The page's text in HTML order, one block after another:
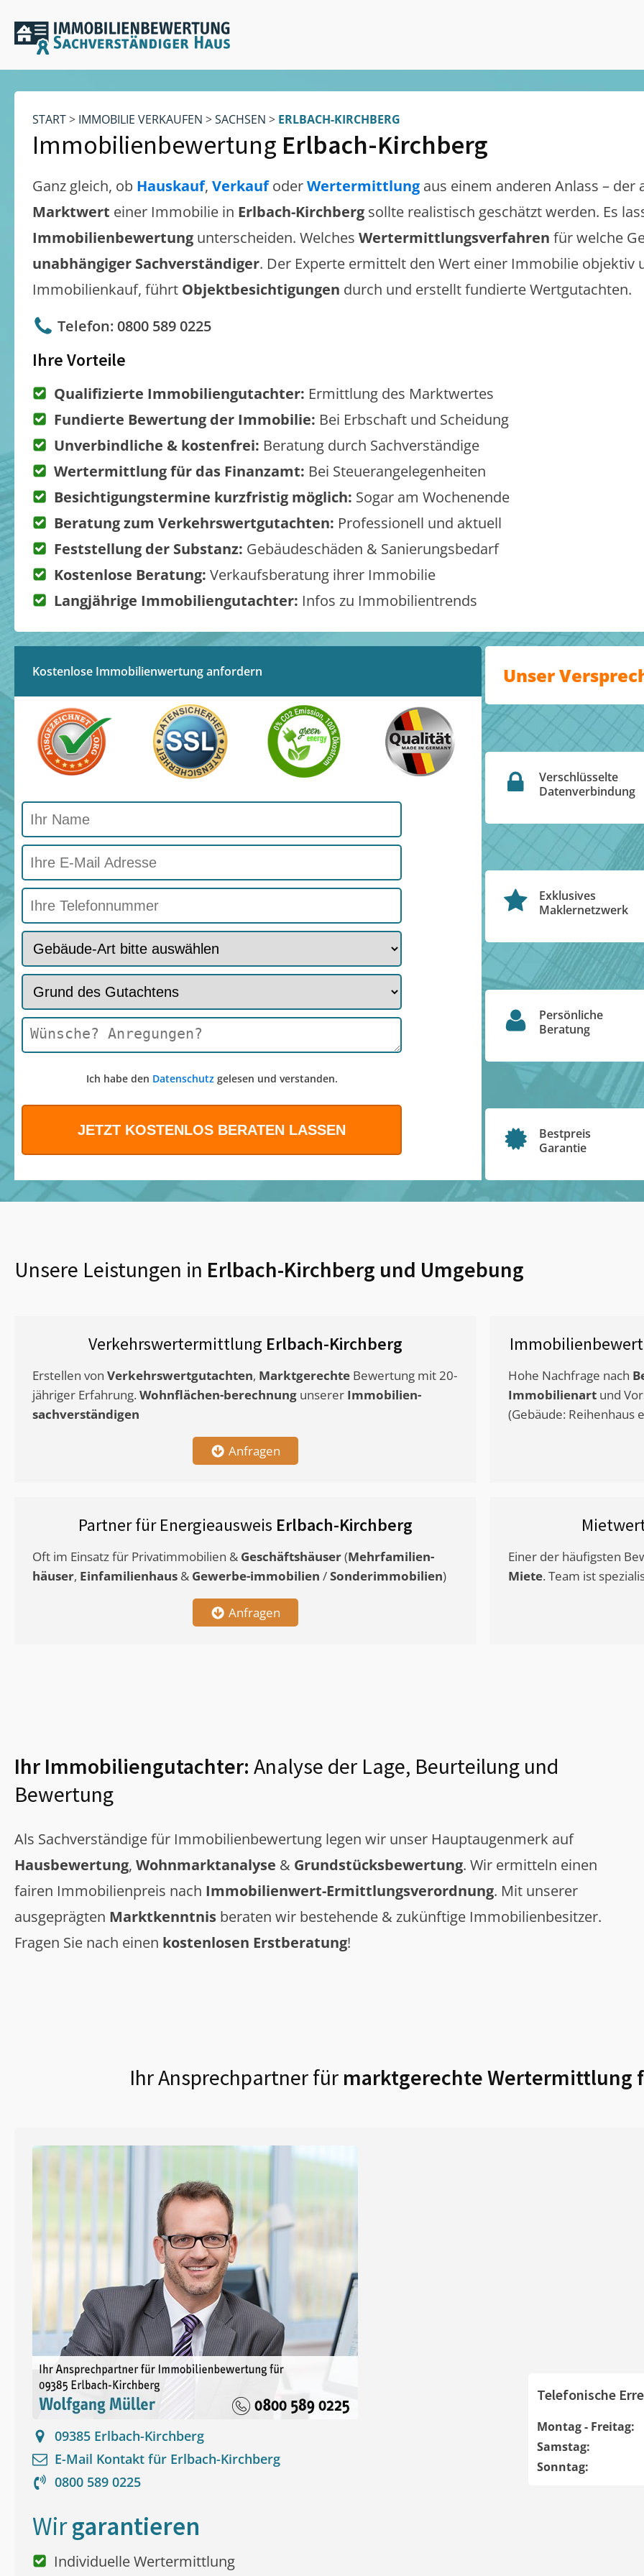
START> IMMOBILIE VERKAUFEN >SACHSEN > ERLBACH-KIRCHBERG
Immobilienbewertung Erlbach-Kirchberg
Ganz gleich, ob Hauskauf, VerkaufoderWertermittlung aus einem anderen Anlass – der
Marktwert einer Immobilie in Erlbach-Kirchberg sollte realistisch geschätzt werden. Es
Immobilienbewertung unterscheiden. Welches Wertermittlungsverfahren für welche
unabhängiger Sachverständiger. Der Experte ermittelt den Wert einer Immobilie objektiv
Immobilienkauf, führt Objektbesichtigungen durch und erstellt fundierte Wertgutachten.
Telefon: 0800 589 0225
Ihre Vorteile
Qualifizierte Immobiliengutachter: Ermittlung des Marktwertes
Fundierte Bewertung der Immobilie: Bei Erbschaft und Scheidung
Unverbindliche & kostenfrei: Beratung durch Sachverständige
Wertermittlung für das Finanzamt: Bei Steuerangelegenheiten
Besichtigungstermine kurzfristig möglich: Sogar am Wochenende
Beratung zum Verkehrswertgutachten: Professionell und aktuell
Feststellung der Substanz: Gebäudeschäden & Sanierungsbedarf
Kostenlose Beratung: Verkaufsberatung ihrer Immobilie
Langjährige Immobiliengutachter: Infos zu Immobilientrends
Kostenlose Immobilienwertung anfordern
Ich habe den Datenschutzgelesen und verstanden.
Unser
Verschlüsselte
Datenverbindung
Exklusives
Maklernetzwerk
Persönliche
Beratung
Bestpreis
Garantie
Unsere Leistungen in Erlbach-Kirchberg und Umgebung
Verkehrswertermittlung Erlbach-Kirchberg
Erstellen von Verkehrswertgutachten, Marktgerechte Bewertung mit 20-
jähriger Erfahrung. Wohnflächen-berechnung unserer Immobilien-
sachverständigen
Anfragen
Hohe Nachfrage nach
Immobilienart und
(Gebäude: Reihenhaus
Partner für Energieausweis Erlbach-Kirchberg
Oft im Einsatz für Privatimmobilien & Geschäftshäuser(Mehrfamilien-
häuser, Einfamilienhaus & Gewerbe-immobilien /Sonderimmobilien)
Anfragen
Einer der häufigsten
Miete. Team ist
Ihr Immobiliengutachter: Analyse der Lage, Beurteilung und
Bewertung
Als Sachverständige für Immobilienbewertung legen wir unser Hauptaugenmerk auf
Hausbewertung, Wohnmarktanalyse & Grundstücksbewertung. Wir ermitteln einen
fairen Immobilienpreis nach Immobilienwert-Ermittlungsverordnung. Mit unserer
ausgeprägten Marktkenntnis beraten wir bestehende & zukünftige Immobilienbesitzer.
Fragen Sie nach einen kostenlosen Erstberatung!
Ihr Ansprechpartner für marktgerechte Wertermittlung
09385 Erlbach-Kirchberg
E-Mail Kontakt für Erlbach-Kirchberg
0800 589 0225
Telefonische
Montag - Freitag:
Samstag:
Sonntag:
Wirgarantieren
Individuelle Wertermittlung